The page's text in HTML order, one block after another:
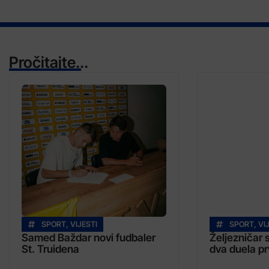
Pročitajte...
SPORT VIJESTI
Samed Baždar novi fudbaler
St. Truidena
SPORT
Željezničar
dva duela